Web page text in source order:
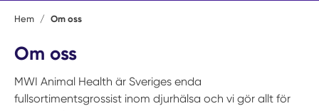
Hem / Om oss
Om oss
MWI Animal Health är Sveriges enda
fullsortimentsgrossist inom djurhälsa och vi gör allt för